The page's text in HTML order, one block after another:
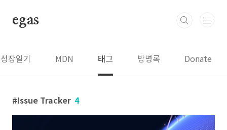
egas
성장일기 MDN 태그 방명록 Donate
Issue Tracker 4